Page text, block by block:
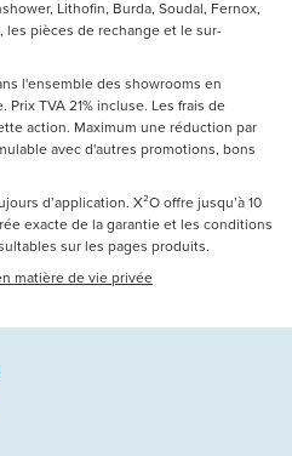
Lithofin, Burda, Soudal, Fernox,
les pièces de rechange et le sur-
l'ensemble des showrooms en
TVA 21% incluse. Les frais de
action. Maximum une réduction par
avec d'autres promotions, bons
d’application. X²O offre jusqu’à 10
exacte de la garantie et les conditions
sur les pages produits.
matière de vie privée